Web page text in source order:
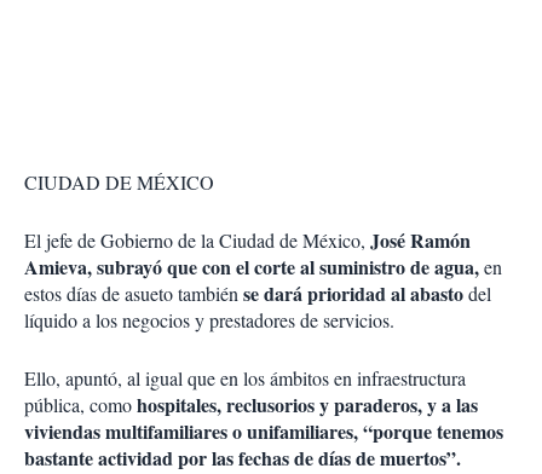
CIUDAD DE MÉXICO
El jefe de Gobierno de la Ciudad de México, José Ramón
Amieva, subrayó que con el corte al suministro de agua,en
estos días de asueto tambiénse dará prioridad al abastodel
líquido a los negocios y prestadores de servicios.
Ello, apuntó, al igual que en los ámbitos en infraestructura
pública, comohospitales, reclusorios y paraderos, y a las
viviendas multifamiliares o unifamiliares, “porque tenemos
bastante actividad por las fechas de días de muertos”.